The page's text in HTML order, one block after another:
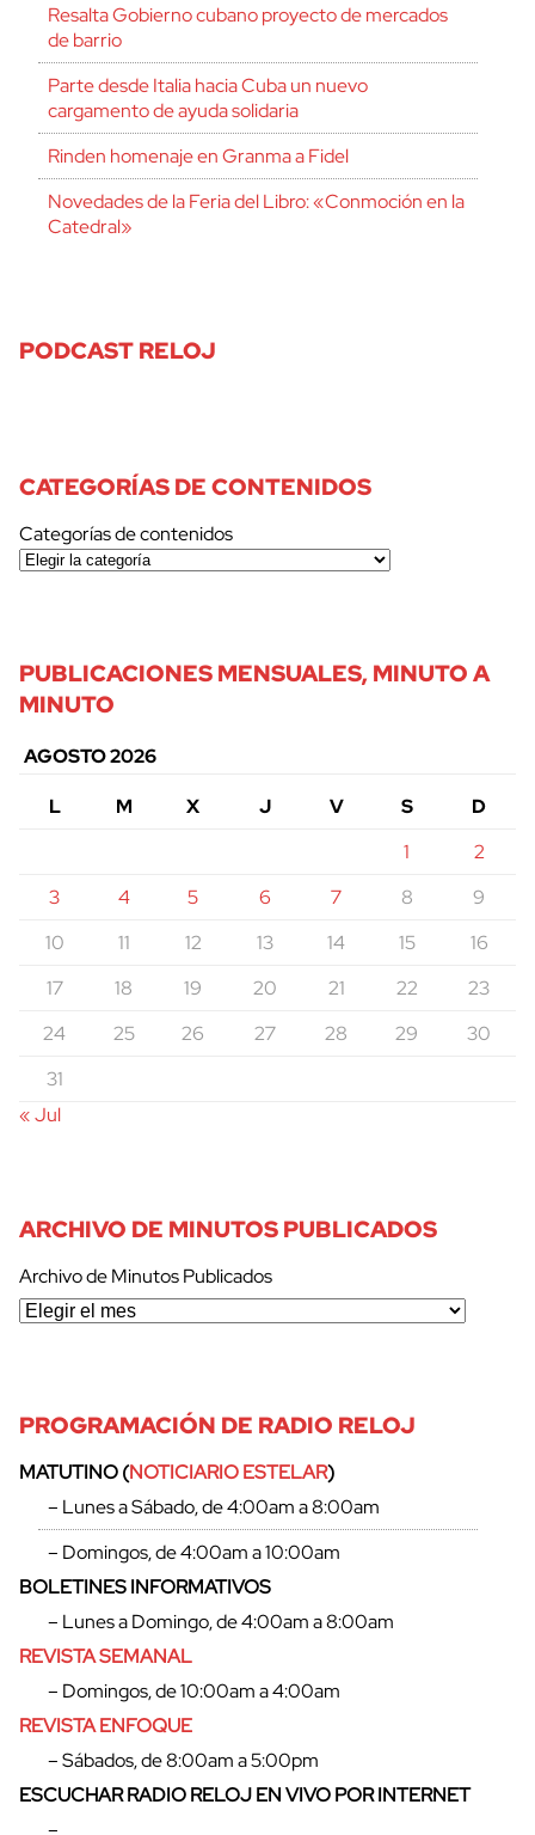
Resalta Gobierno cubano proyecto de mercados
de barrio
Parte desde Italia hacia Cuba un nuevo
cargamento de ayuda solidaria
Rinden homenaje en Granma a Fidel
Novedades de la Feria del Libro: «Conmoción en la
Catedral»
PODCAST RELOJ
CATEGORÍAS DE CONTENIDOS
Categorías de contenidos
PUBLICACIONES MENSUALES, MINUTO A
MINUTO
AGOSTO 2026
L
M X J V S
D
1
2
3
4 5 6 7 8
9
10
11 12 13 14 15
16
17
18 19 20 21 22
23
24
25 26 27 28 29
30
31
« Jul
ARCHIVO DE MINUTOS PUBLICADOS
Archivo de Minutos Publicados
PROGRAMACIÓN DE RADIO RELOJ
MATUTINO (NOTICIARIO ESTELAR)
– Lunes a Sábado, de 4:00am a 8:00am
– Domingos, de 4:00am a 10:00am
BOLETINES INFORMATIVOS
– Lunes a Domingo, de 4:00am a 8:00am
REVISTA SEMANAL
– Domingos, de 10:00am a 4:00am
REVISTA ENFOQUE
– Sábados, de 8:00am a 5:00pm
ESCUCHAR RADIO RELOJ EN VIVO POR INTERNET
–